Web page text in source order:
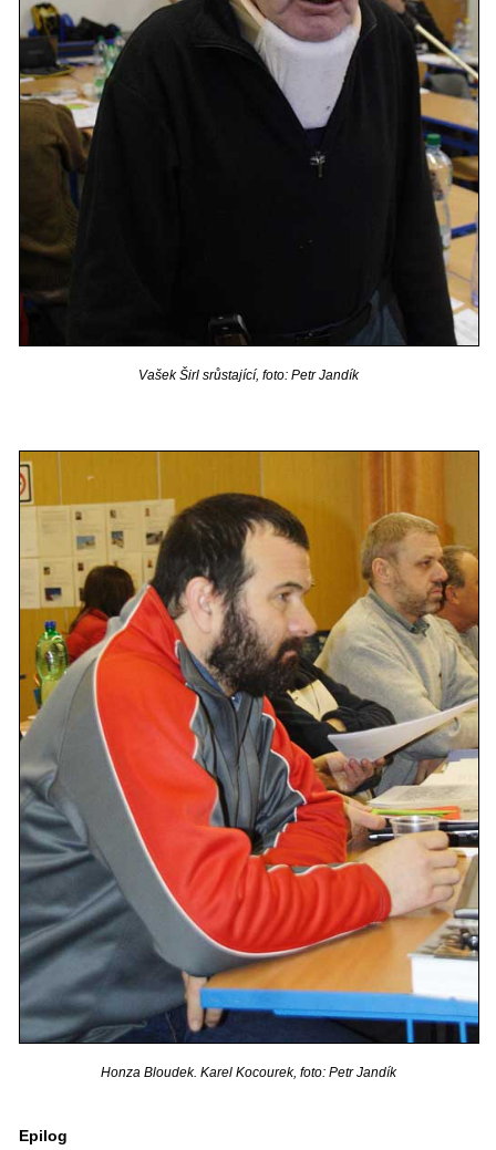
Vašek Širl srůstající, foto: Petr Jandík
Honza Bloudek. Karel Kocourek, foto: Petr Jandík
Epilog